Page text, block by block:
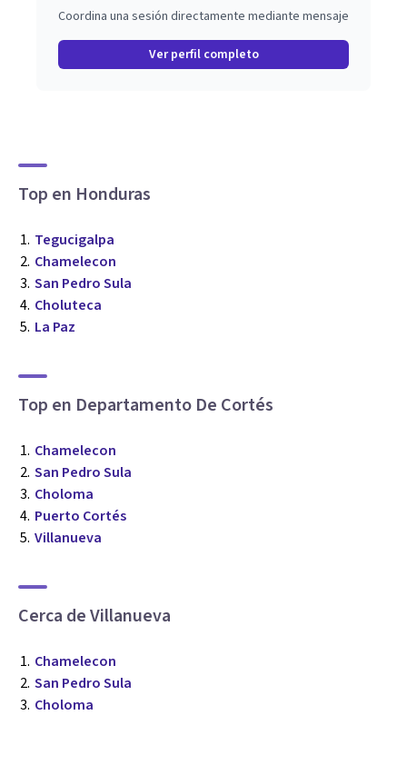
Coordina una sesión directamente mediante mensaje
Ver perfil completo
Top en Honduras
Tegucigalpa
Chamelecon
San Pedro Sula
Choluteca
La Paz
Top en Departamento De Cortés
Chamelecon
San Pedro Sula
Choloma
Puerto Cortés
Villanueva
Cerca de Villanueva
Chamelecon
San Pedro Sula
Choloma